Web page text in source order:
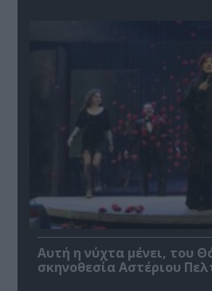
Αυτή η νύχτα μένει, του
σκηνοθεσία Αστέριου